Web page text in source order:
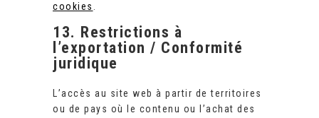
cookies .
13. Restrictions à
l’exportation / Conformité
juridique
L’accès au site web à partir de territoires
ou de pays où le contenu ou l’achat des